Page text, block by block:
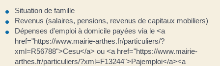
Situation de famille
Revenus (salaires, pensions, revenus de capitaux mobiliers)
Dépenses d'emploi à domicile payées via le <a
href="https://www.mairie-arthes.fr/particuliers/?
xml=R56788">Cesu</a> ou <a href="https://www.mairie-
arthes.fr/particuliers/?xml=F13244">Pajemploi</a><a